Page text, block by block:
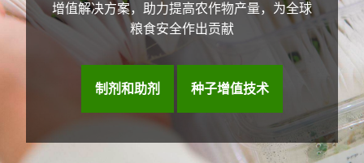
增值解决方案，助力提高农作物产量，为全球
粮食安全作出贡献
制剂和助剂 种子增值技术